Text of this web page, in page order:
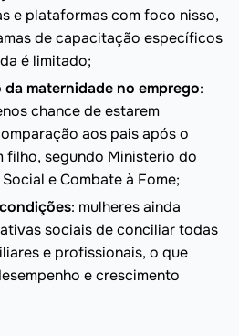
e plataformas com foco nisso,
de capacitação específicos
é limitado;
maternidade no emprego:
chance de estarem
aos pais após o
filho, segundo Ministerio do
e Combate à Fome;
: mulheres ainda
sociais de conciliar todas
e profissionais, o que
e crescimento